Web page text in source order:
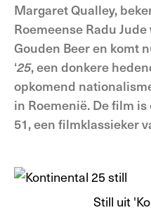
Margaret Qualley,
Roemeense Radu
Gouden Beer en komt
‘25, een donkere
opkomend
in Roemenië. De film
51, een filmklassieker
Still uit